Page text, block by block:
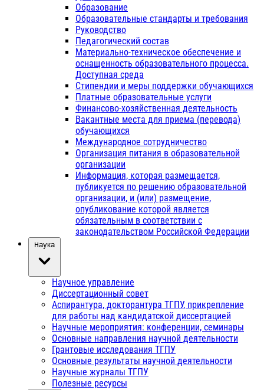
Образование
Образовательные стандарты и требования
Руководство
Педагогический состав
Материально-техническое обеспечение и
оснащенность образовательного процесса.
Доступная среда
Стипендии и меры поддержки обучающихся
Платные образовательные услуги
Финансово-хозяйственная деятельность
Вакантные места для приема (перевода)
обучающихся
Международное сотрудничество
Организация питания в образовательной
организации
Информация, которая размещается,
публикуется по решению образовательной
организации, и (или) размещение,
опубликование которой является
обязательным в соответствии с
законодательством Российской Федерации
Наука
Научное управление
Диссертационный совет
Аспирантура, докторантура ТГПУ, прикрепление
для работы над кандидатской диссертацией
Научные мероприятия: конференции, семинары
Основные направления научной деятельности
Грантовые исследования ТГПУ
Основные результаты научной деятельности
Научные журналы ТГПУ
Полезные ресурсы